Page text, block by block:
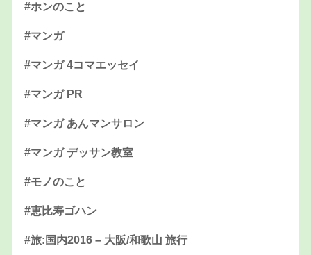
#ホンのこと
#マンガ
#マンガ 4コマエッセイ
#マンガ PR
#マンガ あんマンサロン
#マンガ デッサン教室
#モノのこと
#恵比寿ゴハン
#旅:国内2016 – 大阪/和歌山 旅行